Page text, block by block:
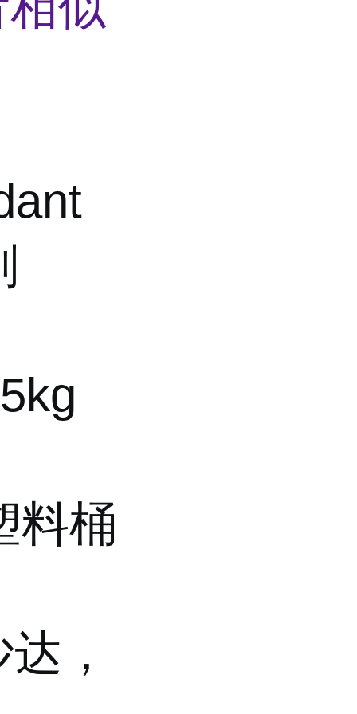
料桶
，